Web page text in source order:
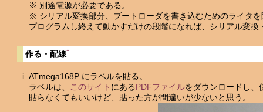
※ 別途電源が必要である。
※ シリアル変換部分、ブートローダを書き込むためのライタ
プログラムし終えて動かすだけの段階になれば、シリアル変
作る・配線†
ATmega168P にラベルを貼る。
ラベルは、
このサイト にあるPDFファイルをダウンロードし、
貼らなくてもいいけど、貼った方が間違いが少ないと思う。